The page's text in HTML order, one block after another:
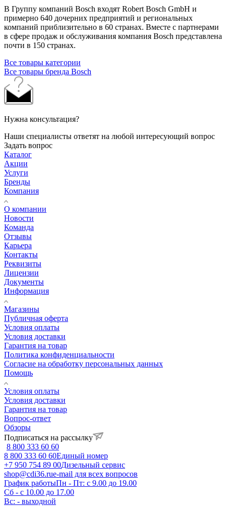
В Группу компаний Bosch входят Robert Bosch GmbH и
примерно 640 дочерних предприятий и региональных
компаний приблизительно в 60 странах. Вместе с партнерами
в сфере продаж и обслуживания компания Bosch представлена
почти в 150 странах.
Все товары категории
Все товары бренда Bosch
Нужна консультация?
Наши специалисты ответят на любой интересующий вопрос
Задать вопрос
Каталог
Акции
Услуги
Бренды
Компания
О компании
Новости
Команда
Отзывы
Карьера
Контакты
Реквизиты
Лицензии
Документы
Информация
Магазины
Публичная оферта
Условия оплаты
Условия доставки
Гарантия на товар
Политика конфиденциальности
Согласие на обработку персональных данных
Помощь
Условия оплаты
Условия доставки
Гарантия на товар
Вопрос-ответ
Обзоры
Подписаться на рассылку
8 800 333 60 60
8 800 333 60 60Единый номер
+7 950 754 89 00Дизельный сервис
shop@cdi36.rue-mail для всех вопросов
График работыПн - Пт: с 9.00 до 19.00
Сб - с 10.00 до 17.00
Вс: - выходной